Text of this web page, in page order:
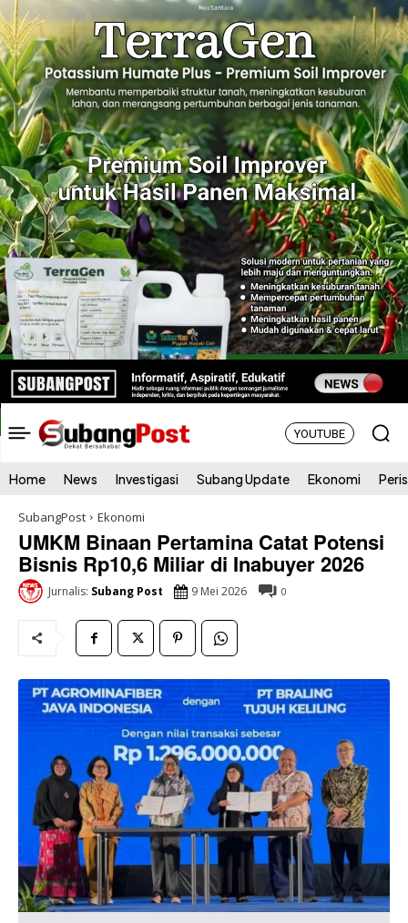
YOUTUBE
Home News Investigasi Subang Update Ekonomi
SubangPost Ekonomi
UMKM Binaan Pertamina Catat Potensi
Bisnis Rp10,6 Miliar di Inabuyer 2026
Jurnalis: Subang Post 9 Mei 2026 0